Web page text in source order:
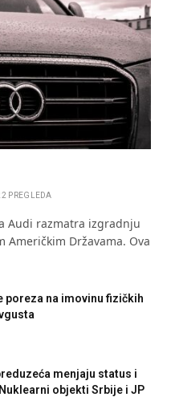
PREGLEDA
Audi razmatra izgradnju
Američkim Državama. Ova
poreza na imovinu fizičkih
menjaju status i
objekti Srbije i JP